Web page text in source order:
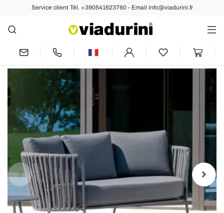
Service client Tél. +390541623760 - Email info@viadurini.fr
Arrière Précédent Suivant
Canapé de jardin en acier inoxydable et
dossier en corde - Luxura